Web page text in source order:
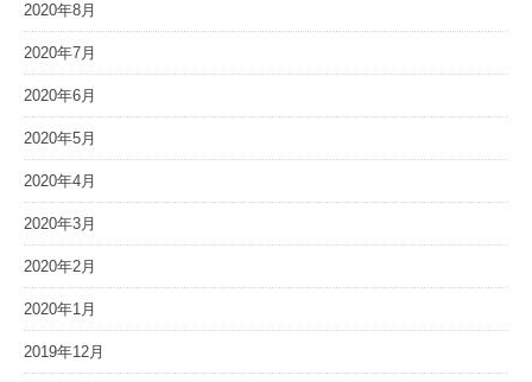
2020年8月
2020年7月
2020年6月
2020年5月
2020年4月
2020年3月
2020年2月
2020年1月
2019年12月